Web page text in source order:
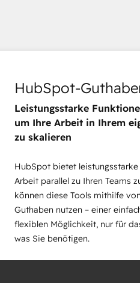
HubSpot-
Leistungsstarke
um Ihre Arbeit in Ihrem
zu skalieren
HubSpot bietet leistungsstarke
Arbeit parallel zu Ihren Teams
können diese Tools mithilfe
Guthaben nutzen – einer
flexiblen Möglichkeit, nur für
was Sie benötigen.